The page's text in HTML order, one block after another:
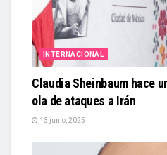
INTERNACIONAL
Claudia Sheinbaum hace
ola de ataques a Irán
13 junio, 2025